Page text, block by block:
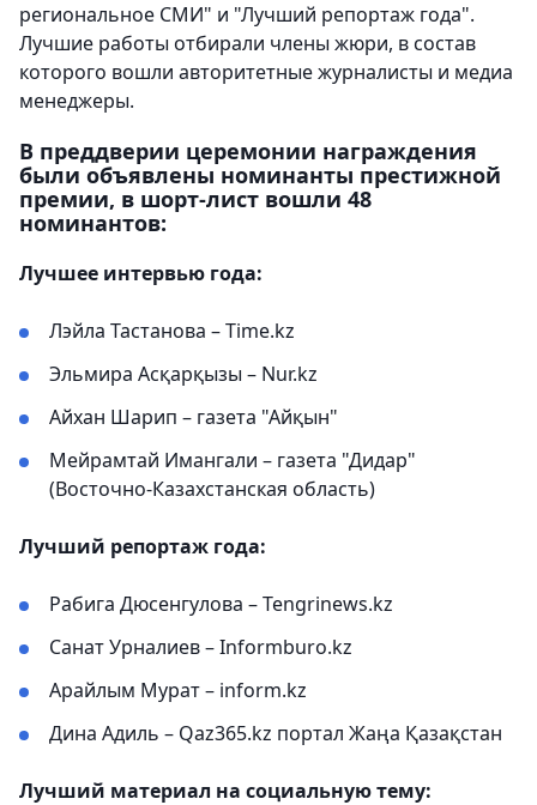
региональное СМИ" и "Лучший репортаж года".
Лучшие работы отбирали члены жюри, в состав
которого вошли авторитетные журналисты и медиа
менеджеры.
В преддверии церемонии награждения
были объявлены номинанты престижной
премии, в шорт-лист вошли 48
номинантов:
Лучшее интервью года:
Лэйла Тастанова – Time.kz
Эльмира Асқарқызы – Nur.kz
Айхан Шарип – газета "Айқын"
Мейрамтай Имангали – газета "Дидар"
(Восточно-Казахстанская область)
Лучший репортаж года:
Рабига Дюсенгулова – Tengrinews.kz
Санат Урналиев – Informburo.kz
Арайлым Мурат – inform.kz
Дина Адиль – Qaz365.kz портал Жаңа Қазақстан
Лучший материал на социальную тему: